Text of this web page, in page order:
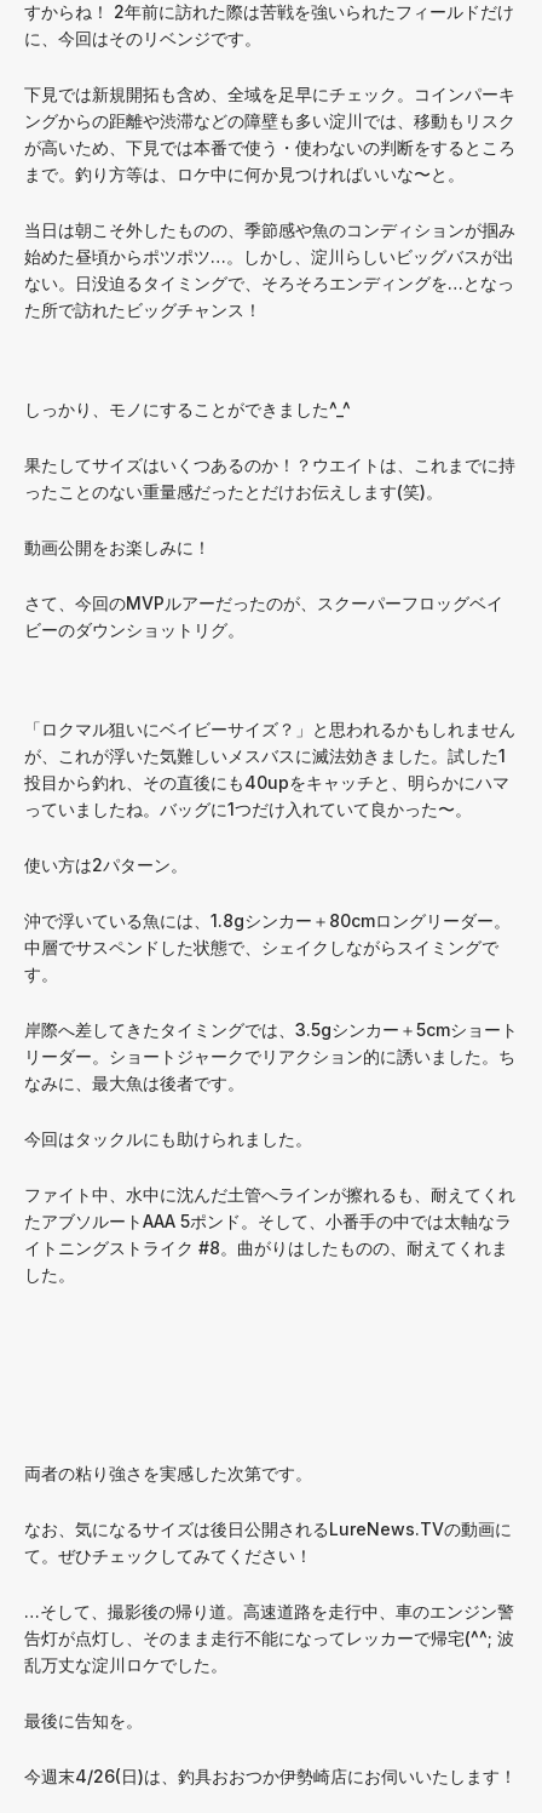
すからね！ 2年前に訪れた際は苦戦を強いられたフィールドだけ
に、今回はそのリベンジです。
下見では新規開拓も含め、全域を足早にチェック。コインパーキ
ングからの距離や渋滞などの障壁も多い淀川では、移動もリスク
が高いため、下見では本番で使う・使わないの判断をするところ
まで。釣り方等は、ロケ中に何か見つければいいな〜と。
当日は朝こそ外したものの、季節感や魚のコンディションが掴み
始めた昼頃からポツポツ…。しかし、淀川らしいビッグバスが出
ない。日没迫るタイミングで、そろそろエンディングを…となっ
た所で訪れたビッグチャンス！
しっかり、モノにすることができました^_^
果たしてサイズはいくつあるのか！？ウエイトは、これまでに持
ったことのない重量感だったとだけお伝えします(笑)。
動画公開をお楽しみに！
さて、今回のMVPルアーだったのが、スクーパーフロッグベイ
ビーのダウンショットリグ。
「ロクマル狙いにベイビーサイズ？」と思われるかもしれません
が、これが浮いた気難しいメスバスに滅法効きました。試した1
投目から釣れ、その直後にも40upをキャッチと、明らかにハマ
っていましたね。バッグに1つだけ入れていて良かった〜。
使い方は2パターン。
沖で浮いている魚には、1.8gシンカー＋80cmロングリーダー。
中層でサスペンドした状態で、シェイクしながらスイミングで
す。
岸際へ差してきたタイミングでは、3.5gシンカー＋5cmショート
リーダー。ショートジャークでリアクション的に誘いました。ち
なみに、最大魚は後者です。
今回はタックルにも助けられました。
ファイト中、水中に沈んだ土管へラインが擦れるも、耐えてくれ
たアブソルートAAA 5ポンド。そして、小番手の中では太軸なラ
イトニングストライク #8。曲がりはしたものの、耐えてくれま
した。
両者の粘り強さを実感した次第です。
なお、気になるサイズは後日公開されるLureNews.TVの動画に
て。ぜひチェックしてみてください！
…そして、撮影後の帰り道。高速道路を走行中、車のエンジン警
告灯が点灯し、そのまま走行不能になってレッカーで帰宅(^^; 波
乱万丈な淀川ロケでした。
最後に告知を。
今週末4/26(日)は、釣具おおつか伊勢崎店にお伺いいたします！